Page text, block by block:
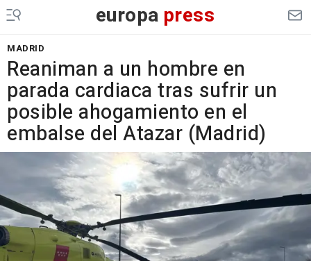
europa press
MADRID
Reaniman a un hombre en
parada cardiaca tras sufrir un
posible ahogamiento en el
embalse del Atazar (Madrid)